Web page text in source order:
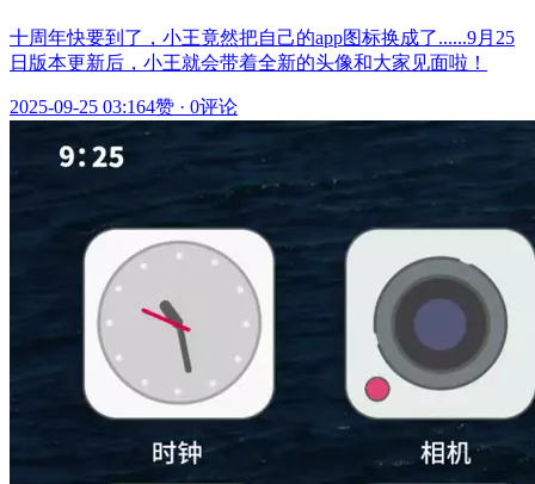
十周年快要到了，小王竟然把自己的app图标换成了......9月25
日版本更新后，小王就会带着全新的头像和大家见面啦！
2025-09-25 03:164赞 · 0评论